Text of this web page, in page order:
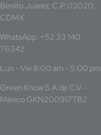
Benito Juárez, C.P. 03020,
CDMX
WhatsApp: +52 33 140
76342
Lun - Vie 8:00 am - 5:00 pm
Green Know S.A de C.V -
México GKN200917TB2